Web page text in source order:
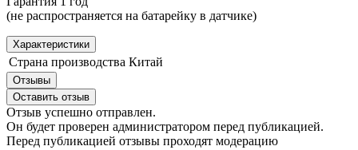
(не распространяется на батарейку в датчике)
Характеристики
Страна производства Китай
Отзывы
Оставить отзыв
Отзыв успешно отправлен.
Он будет проверен администратором перед публикацией.
Перед публикацией отзывы проходят модерацию